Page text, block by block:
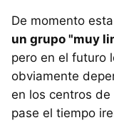
De momento
un grupo "muy
pero en el futuro
obviamente
en los centros
pase el tiempo